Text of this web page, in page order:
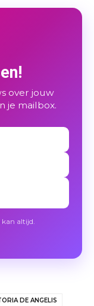
over jouw
je mailbox.
altijd.
DE ANGELIS